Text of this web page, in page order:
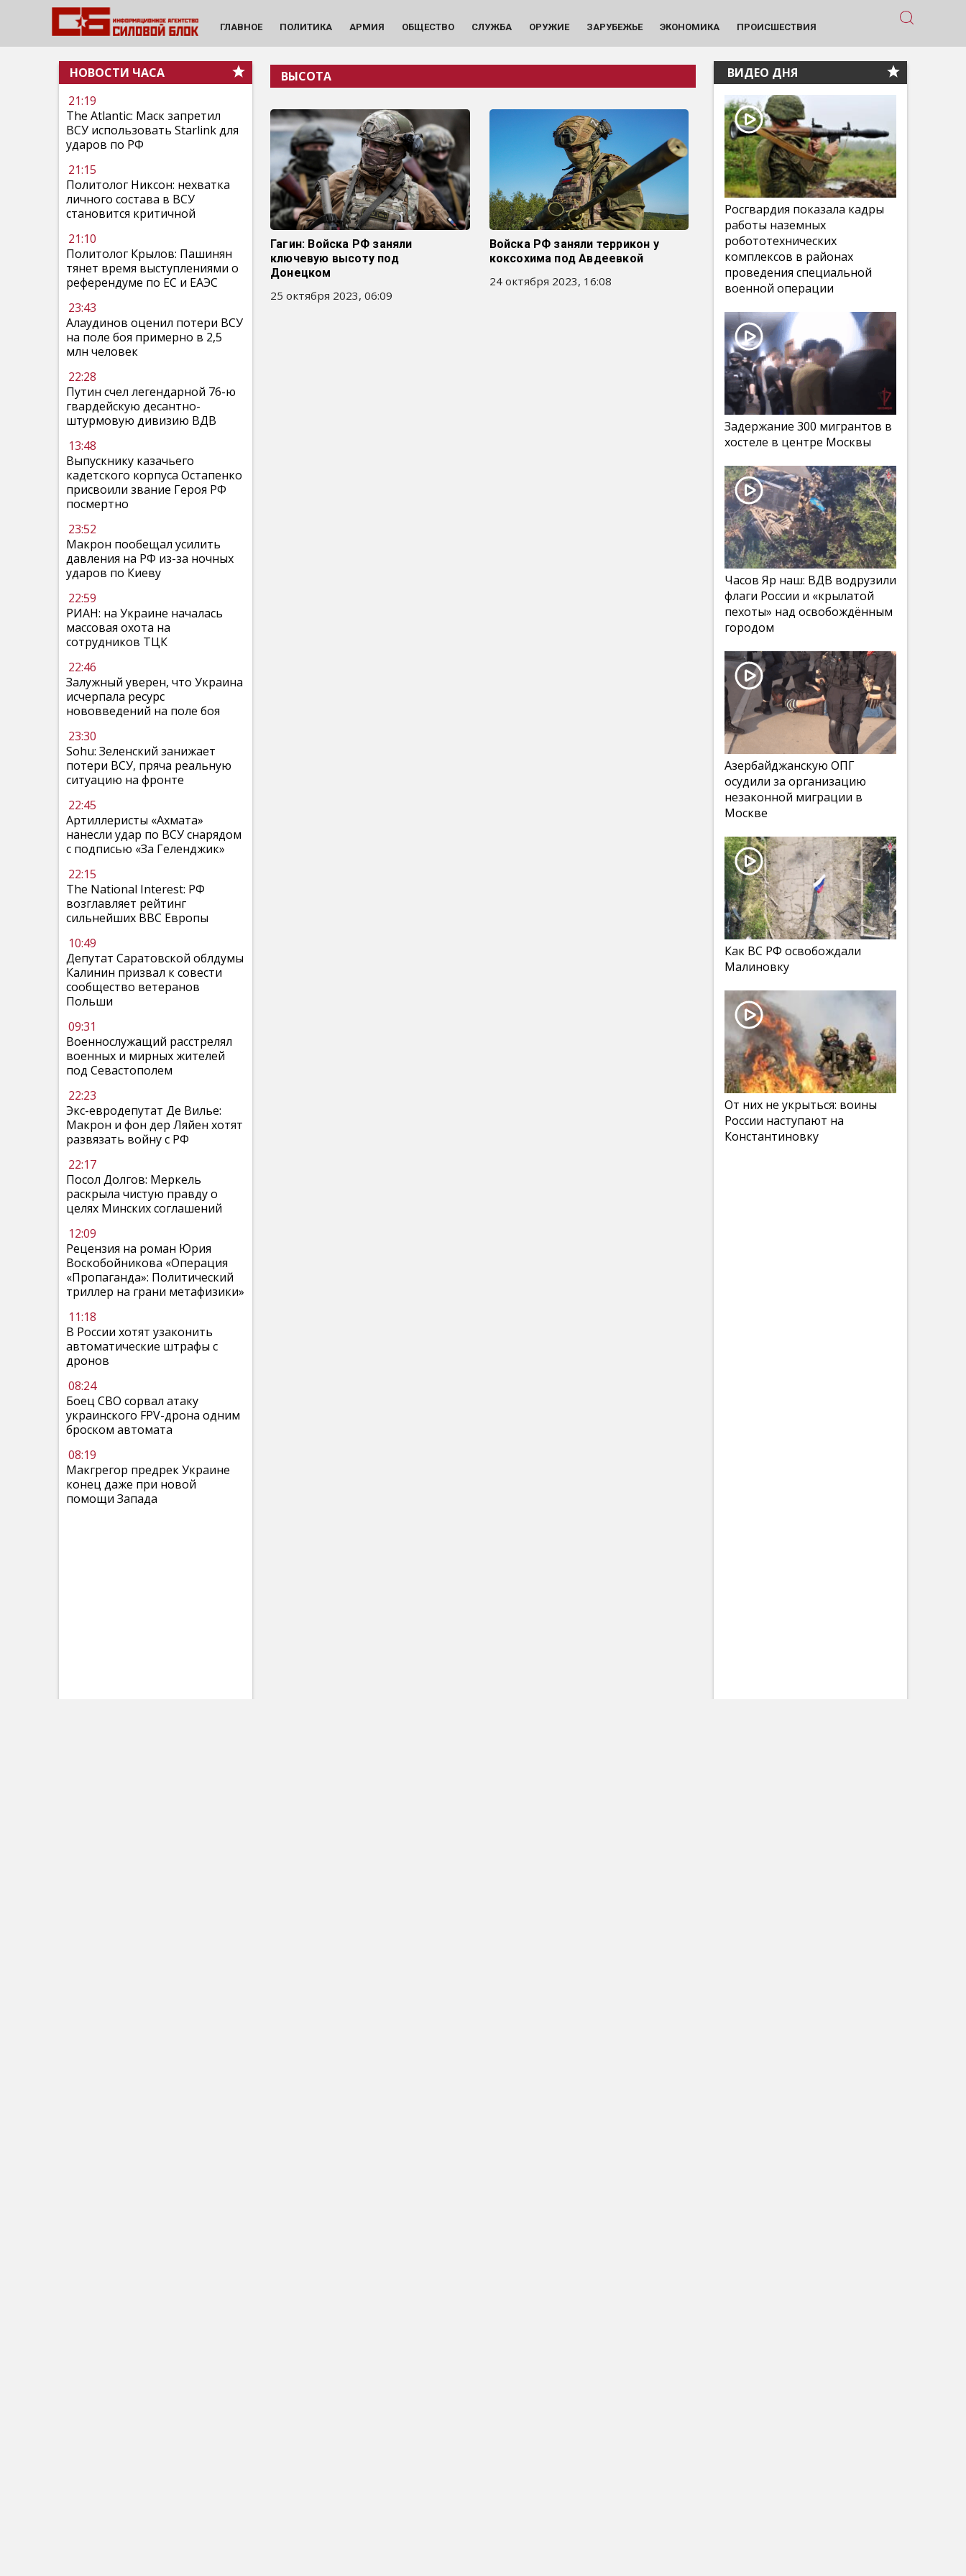
ГЛАВНОЕ ПОЛИТИКА АРМИЯ ОБЩЕСТВО СЛУЖБА ОРУЖИЕ ЗАРУБЕЖЬЕ ЭКОНОМИКА ПРОИСШЕСТВИЯ
НОВОСТИ ЧАСА
21:19
The Atlantic: Маск запретил
ВСУ использовать Starlink для
ударов по РФ
21:15
Политолог Никсон: нехватка
личного состава в ВСУ
становится критичной
21:10
Политолог Крылов: Пашинян
тянет время выступлениями о
референдуме по ЕС и ЕАЭС
23:43
Алаудинов оценил потери ВСУ
на поле боя примерно в 2,5
млн человек
22:28
Путин счел легендарной 76-ю
гвардейскую десантно-
штурмовую дивизию ВДВ
13:48
Выпускнику казачьего
кадетского корпуса Остапенко
присвоили звание Героя РФ
посмертно
23:52
Макрон пообещал усилить
давления на РФ из-за ночных
ударов по Киеву
22:59
РИАН: на Украине началась
массовая охота на
сотрудников ТЦК
22:46
Залужный уверен, что Украина
исчерпала ресурс
нововведений на поле боя
23:30
Sohu: Зеленский занижает
потери ВСУ, пряча реальную
ситуацию на фронте
22:45
Артиллеристы «Ахмата»
нанесли удар по ВСУ снарядом
с подписью «За Геленджик»
22:15
The National Interest: РФ
возглавляет рейтинг
сильнейших ВВС Европы
10:49
Депутат Саратовской облдумы
Калинин призвал к совести
сообщество ветеранов
Польши
09:31
Военнослужащий расстрелял
военных и мирных жителей
под Севастополем
22:23
Экс-евродепутат Де Вилье:
Макрон и фон дер Ляйен хотят
развязать войну с РФ
22:17
Посол Долгов: Меркель
раскрыла чистую правду о
целях Минских соглашений
12:09
Рецензия на роман Юрия
Воскобойникова «Операция
«Пропаганда»: Политический
триллер на грани метафизики»
11:18
В России хотят узаконить
автоматические штрафы с
дронов
08:24
Боец СВО сорвал атаку
украинского FPV-дрона одним
броском автомата
08:19
Макгрегор предрек Украине
конец даже при новой
помощи Запада
ВЫСОТА
Гагин: Войска РФ заняли
ключевую высоту под
Донецком
25 октября 2023, 06:09
Войска РФ заняли террикон у
коксохима под Авдеевкой
24 октября 2023, 16:08
ВИДЕО ДНЯ
Росгвардия показала кадры
работы наземных
робототехнических
комплексов в районах
проведения специальной
военной операции
Задержание 300 мигрантов в
хостеле в центре Москвы
Часов Яр наш: ВДВ водрузили
флаги России и «крылатой
пехоты» над освобождённым
городом
Азербайджанскую ОПГ
осудили за организацию
незаконной миграции в
Москве
Как ВС РФ освобождали
Малиновку
От них не укрыться: воины
России наступают на
Константиновку